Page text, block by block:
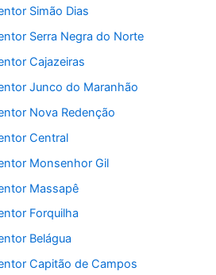
Simão Dias
Serra Negra do Norte
Cajazeiras
Junco do Maranhão
Nova Redenção
Central
Monsenhor Gil
Massapê
Forquilha
Belágua
Capitão de Campos